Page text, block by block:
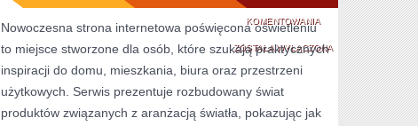
KOMENTOWANIAOŚWIETLENIE
TECHNICZNE
PRZEMYSŁOWE
ZOSTAŁA WYŁĄCZONA
Nowoczesna strona internetowa poświęcona oświetleniu
to miejsce stworzone dla osób, które szukają praktycznych
inspiracji do domu, mieszkania, biura oraz przestrzeni
użytkowych. Serwis prezentuje rozbudowany świat
produktów związanych z aranżacją światła, pokazując jak